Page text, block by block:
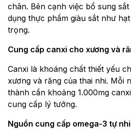
chân. Bên cạnh việc bổ sung
dụng thực phẩm giàu sắt như
trọng.
Cung cấp canxi cho xương và
Canxi là khoáng chất thiết yếu
xương và răng của thai nhi. Mỗi
thành cần khoảng 1.000mg
cung cấp lý tưởng.
Nguồn cung cấp omega-3 tự